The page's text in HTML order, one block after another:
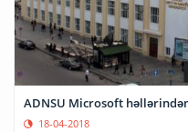
ADNSU Microsoft
18-04-2018